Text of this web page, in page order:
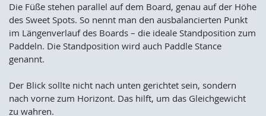
Die Füße stehen parallel auf dem Board, genau auf der Höhe
des Sweet Spots. So nennt man den ausbalancierten Punkt
im Längenverlauf des Boards – die ideale Standposition zum
Paddeln. Die Standposition wird auch Paddle Stance
genannt.
Der Blick sollte nicht nach unten gerichtet sein, sondern
nach vorne zum Horizont. Das hilft, um das Gleichgewicht
zu wahren.